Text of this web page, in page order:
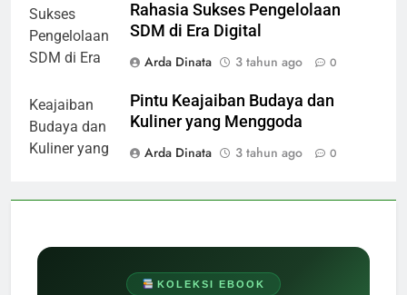
KOLEKSI EBOOK
Rahasia Sukses Pengelolaan
SDM di Era Digital
Arda Dinata
3 tahun ago 0
Pintu Keajaiban Budaya dan
Kuliner yang Menggoda
Arda Dinata
3 tahun ago 0